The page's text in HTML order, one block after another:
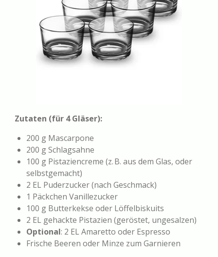
Zutaten (für 4 Gläser):
200 g Mascarpone
200 g Schlagsahne
100 g Pistaziencreme (z. B. aus dem Glas, oder
selbstgemacht)
2 EL Puderzucker (nach Geschmack)
1 Päckchen Vanillezucker
100 g Butterkekse oder Löffelbiskuits
2 EL gehackte Pistazien (geröstet, ungesalzen)
Optional: 2 EL Amaretto oder Espresso
Frische Beeren oder Minze zum Garnieren